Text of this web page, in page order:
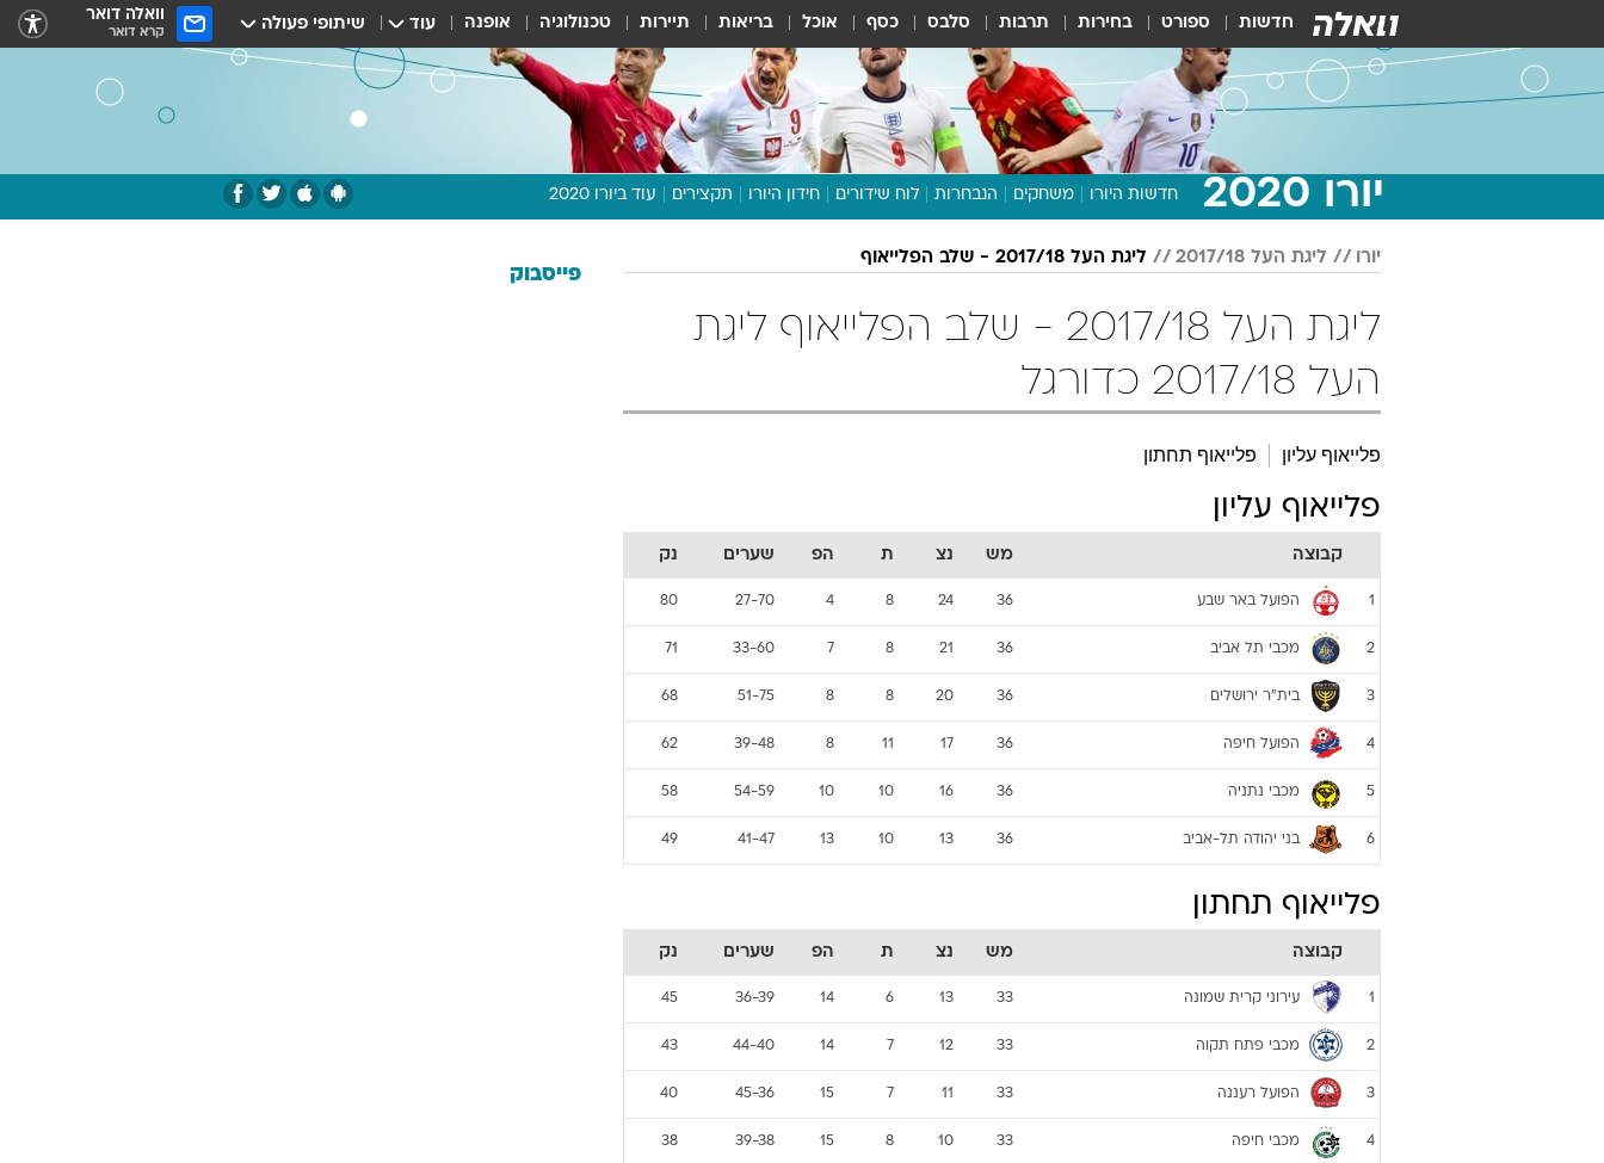
חדשות ספורט בחירות תרבות סלבס כסף אוכל בריאות תיירות טכנולוגיה אופנה עוד שיתופי פעולה וואלה דואר
קרא דואר
יורו 2020 חדשות היורו משחקים הנבחרות לוח שידורים חידון היורו תקצירים עוד ביורו 2020
תכנית היורו
וואלה! ספורט
יורו ליגת העל 2017/18 ליגת העל 2017/18 - שלב הפלייאוף
ליגת העל 2017/18 - שלב הפלייאוף ליגת
העל 2017/18 כדורגל
פלייאוף עליון פלייאוף תחתון
פלייאוף עליון
קבוצה מש נצ ת הפ שערים נק
1 הפועל באר שבע 36
24
8
4
27-70
80
2 מכבי תל אביב 36
21
8
7
33-60
71
3 בית"ר ירושלים 36
20
8
8
51-75
68
4 הפועל חיפה 36
17
11
8
39-48
62
5 מכבי נתניה 36
16
10
10
54-59
58
6 בני יהודה תל-אביב 36
13
10
13
41-47
49
פלייאוף תחתון
קבוצה מש נצ ת הפ שערים נק
1 עירוני קרית שמונה 33
13
6
14
36-39
45
2 מכבי פתח תקוה 33
12
7
14
44-40
43
3 הפועל רעננה 33
11
7
15
45-36
40
4 מכבי חיפה 33
10
8
15
39-38
38
פייסבוק